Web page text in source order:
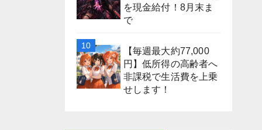
を現金給付！8月末ま
で
【毎週最大約77,000
円】低所得の高齢者へ
非課税で生活費を上乗
せします！